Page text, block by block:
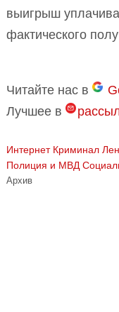
выигрыш
фактического
Читайте нас в
Лучшее в
Интернет Криминал
Полиция и МВД
Архив